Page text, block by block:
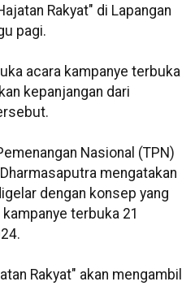
Rakyat" di Lapangan
pagi.
acara kampanye terbuka
kepanjangan dari
Nasional (TPN)
mengatakan
dengan konsep yang
terbuka 21
Rakyat" akan mengambil